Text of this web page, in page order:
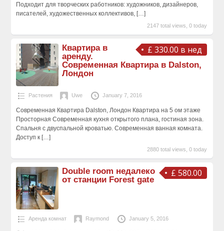
Подходит для творческих работников: художников, дизайнеров,
писателей, художественных коллективов, […]
2147 total views, 0 today
£ 330.00 в нед
Квартира в
аренду.
Современная Квартира в Dalston,
Лондон
Растения Uwe January 7, 2016
Современная Квартира Dalston, Лондон Квартира на 5 ом этаже
Просторная Современная кухня открытого плана, гостиная зона.
Спальня с двуспальной кроватью. Современная ванная комната.
Доступ к […]
2880 total views, 0 today
£ 580.00
Double room недалеко
от станции Forest gate
Аренда комнат Raymond January 5, 2016